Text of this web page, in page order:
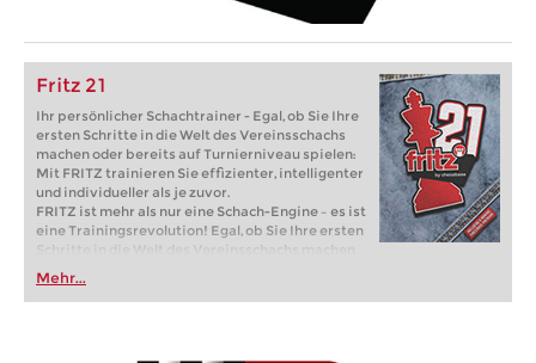
Fritz 21
Ihr persönlicher Schachtrainer - Egal, ob Sie Ihre
ersten Schritte in die Welt des Vereinsschachs
machen oder bereits auf Turnierniveau spielen:
Mit FRITZ trainieren Sie effizienter, intelligenter
und individueller als je zuvor.
FRITZ ist mehr als nur eine Schach-Engine – es ist
eine Trainingsrevolution! Egal, ob Sie Ihre ersten
Schritte in die Welt des Vereinsschachs machen
oder bereits auf Turnierniveau spielen: Mit
FRITZ trainieren Sie effizienter, intelligenter und
individueller als je zuvor.
Mehr...